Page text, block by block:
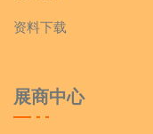
资料下载
展商中心